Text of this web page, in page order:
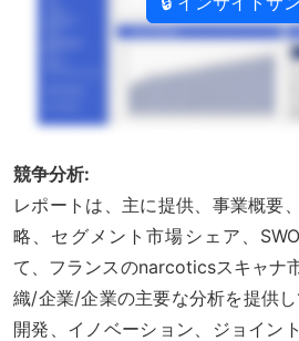
競争分析:
レポートは、主に提供、事業概要
略、セグメント市場シェア、
て、フランスのnarcoticsスキャナ
織/企業/企業の主要な分析を提供
開発、イノベーション、ジョイン